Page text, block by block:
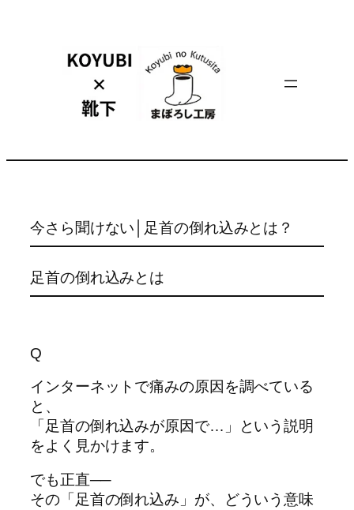
今さら聞けない│足首の倒れ込みとは？
足首の倒れ込みとは
Q
インターネットで痛みの原因を調べている
と、
「足首の倒れ込みが原因で…」という説明
をよく見かけます。
でも正直──
その「足首の倒れ込み」が、どういう意味